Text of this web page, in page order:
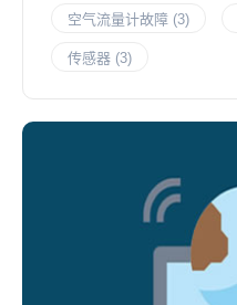
空气流量计故障 (3)
传感器 (3)